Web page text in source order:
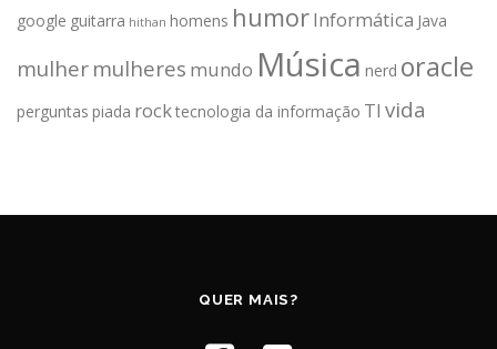
google guitarra hithan homens humorInformática Java
mulher mulheres mundo Música nerd oracle
perguntas piada rocktecnologia da informação TI vida
QUER MAIS?